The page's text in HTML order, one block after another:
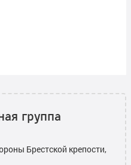
группа
Брестской крепости,